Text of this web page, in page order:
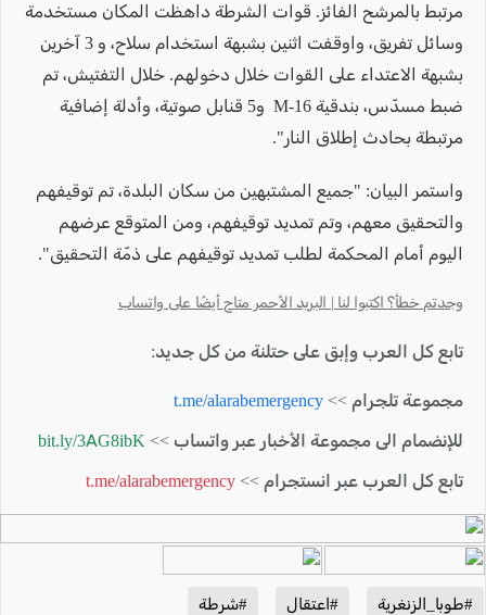
مرتبط بالمرشح الفائز. قوات الشرطة داهظت المكان مستخدمة
وسائل تفريق، واوقفت اثنين بشبهة استخدام سلاح، و 3 آخرين
بشبهة الاعتداء على القوات خلال دخولهم. خلال التفتيش، تم
ضبط مسدّس، بندقية M-16 و5 قنابل صوتية، وأدلة إضافية
مرتبطة بحادث إطلاق النار".
واستمر البيان: "جميع المشتبهين من سكان البلدة، تم توقيفهم
والتحقيق معهم، وتم تمديد توقيفهم، ومن المتوقع عرضهم
اليوم أمام المحكمة لطلب تمديد توقيفهم على ذمّة التحقيق".
وجدتم خطأ؟ اكتبوا لنا | البريد الأحمر متاح أيضًا على واتساب
تابع كل العرب وإبق على حتلنة من كل جديد:
مجموعة تلجرام >> t.me/alarabemergency
للإنضمام الى مجموعة الأخبار عبر واتساب >> bit.ly/3AG8ibK
تابع كل العرب عبر انستجرام >> t.me/alarabemergency
#طوبا_الزنغرية #اعتقال #شرطة